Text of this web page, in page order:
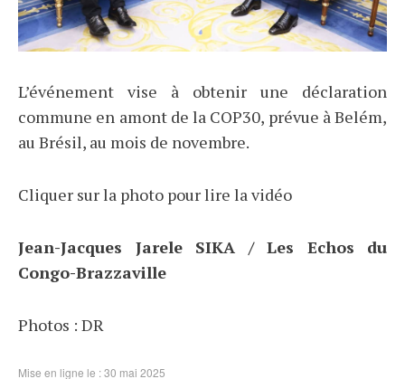
L’événement vise à obtenir une déclaration
commune en amont de la COP30, prévue à Belém,
au Brésil, au mois de novembre.
Cliquer sur la photo pour lire la vidéo
Jean-Jacques Jarele SIKA / Les Echos du
Congo-Brazzaville
Photos : DR
Mise en ligne le : 30 mai 2025